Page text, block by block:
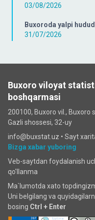
03/08/2026
Buxoroda yalpi
31/07/2026
Buxoro viloyat
boshqarmasi
200100, Buxoro vil., Buxoro
Gazli shossesi, 32-uy
info@buxstat.uz • Sayt
Bizga xabar yuboring
Veb-saytdan foydalanish
qo'llanma
Ma`lumotda xato
Uni belgilang va
bosing Ctrl + Enter